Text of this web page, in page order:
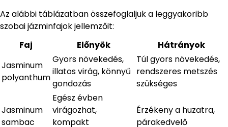
Az alábbi táblázatban összefoglaljuk a leggyakoribb
szobai jázminfajok jellemzőit:
Faj
Előnyök
Hátrányok
Jasminum
polyanthum
Gyors növekedés,
illatos virág, könnyű
gondozás
Túl gyors növekedés,
rendszeres metszés
szükséges
Jasminum
sambac
Egész évben
virágozhat,
kompakt
Érzékeny a huzatra,
párakedvelő